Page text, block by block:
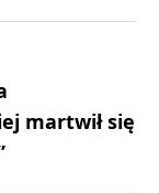
martwił się